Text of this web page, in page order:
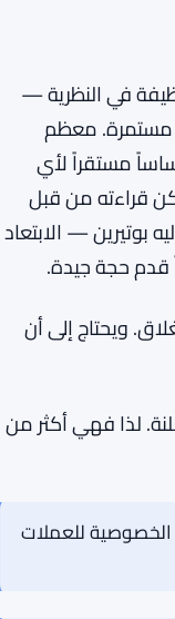
العملات الرقمية
في النظرية —
معظم
قراءته من قبل
— الابتعاد
ويحتاج إلى أن